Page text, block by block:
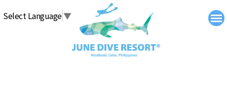
Select Language▼